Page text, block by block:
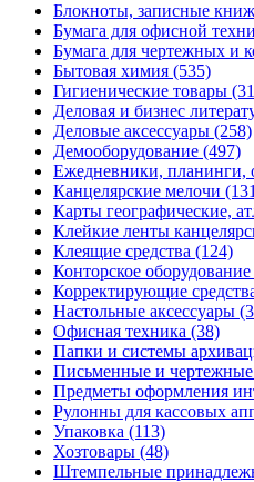
Блокноты, записные
Бумага для офисной
Бумага для чертежных и
Бытовая химия (535)
Гигиенические товары
Деловая и бизнес
Деловые аксессуары (258)
Демооборудование (497)
Ежедневники, планинги,
Канцелярские мелочи
Карты географические,
Клейкие ленты
Клеящие средства (124)
Конторское оборудование
Корректирующие
Настольные аксессуары
Офисная техника (38)
Папки и системы
Письменные и
Предметы оформления
Рулонны для кассовых
Упаковка (113)
Хозтовары (48)
Штемпельные